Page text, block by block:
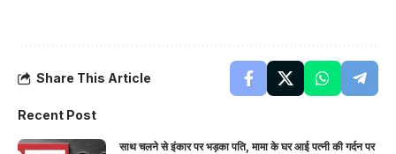
Share This Article
Recent Post
साथ चलने से इंकार पर भड़का पति, मामा के घर आई पत्नी की गर्दन पर